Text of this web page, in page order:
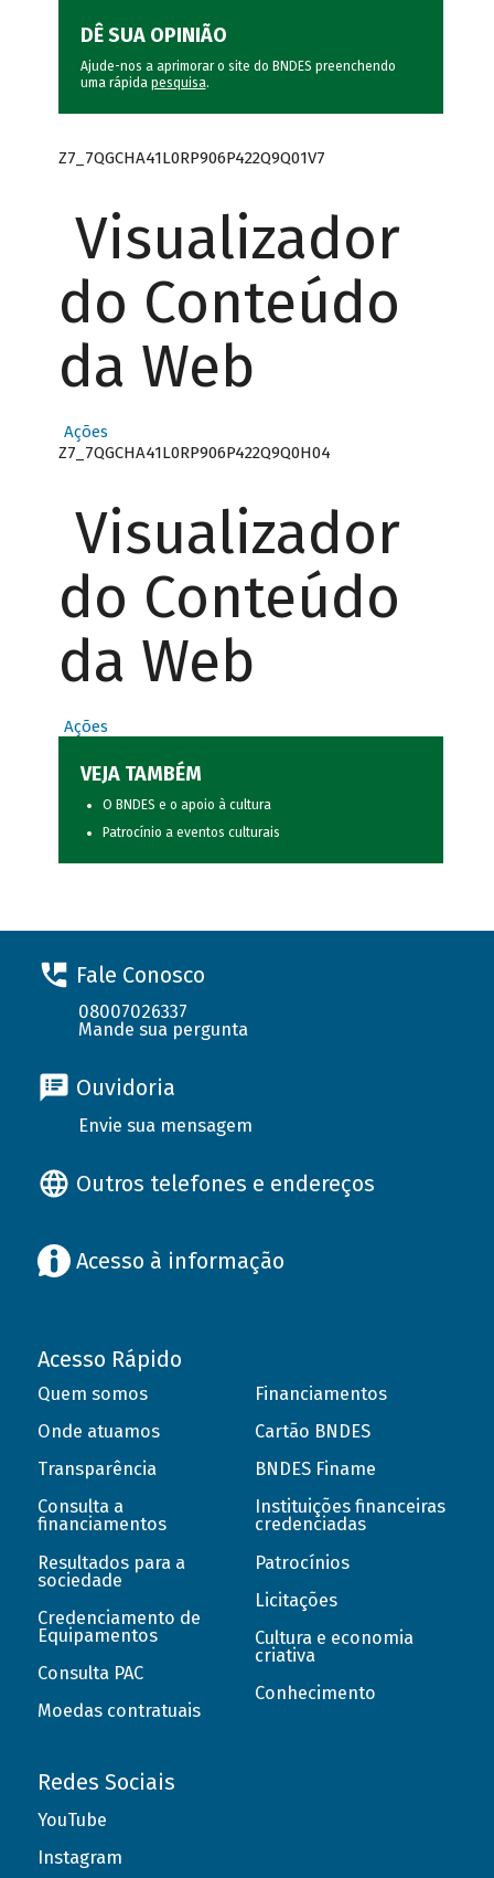
DÊ SUA OPINIÃO
Ajude-nos a aprimorar o site do BNDES preenchendo
uma rápida pesquisa.
Z7_7QGCHA41L0RP906P422Q9Q01V7
Visualizador
do Conteúdo
da Web
Ações
Z7_7QGCHA41L0RP906P422Q9Q0H04
Visualizador
do Conteúdo
da Web
Ações
VEJA TAMBÉM
O BNDES e o apoio à cultura
Patrocínio a eventos culturais
Fale Conosco
08007026337
Mande sua pergunta
Ouvidoria
Envie sua mensagem
Outros telefones e endereços
Acesso à informação
Acesso Rápido
Quem somos
Onde atuamos
Transparência
Consulta a
financiamentos
Resultados para a
sociedade
Credenciamento de
Equipamentos
Consulta PAC
Moedas contratuais
Financiamentos
Cartão BNDES
BNDES Finame
Instituições financeiras
credenciadas
Patrocínios
Licitações
Cultura e economia
criativa
Conhecimento
Redes Sociais
YouTube
Instagram